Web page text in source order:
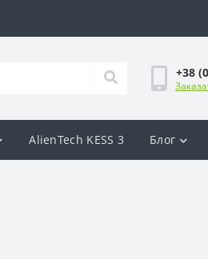
+38
AlienTech KESS 3 Блог